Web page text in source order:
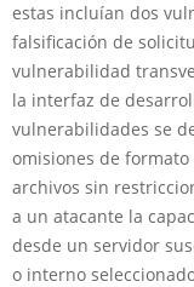
estas incluían dos
falsificación de
vulnerabilidad
la interfaz de
vulnerabilidades se
omisiones de formato
archivos sin
a un atacante la
desde un servidor
o interno